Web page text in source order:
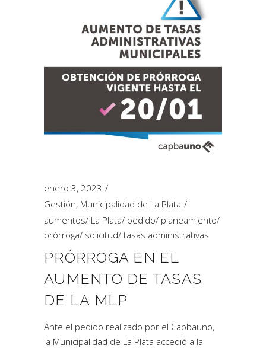
enero 3, 2023
Gestión, Municipalidad de La Plata
aumentos/ La Plata/ pedido/ planeamiento/
prórroga/ solicitud/ tasas administrativas
PRÓRROGA EN EL
AUMENTO DE TASAS
DE LA MLP
Ante el pedido realizado por el Capbauno,
la Municipalidad de La Plata accedió a la